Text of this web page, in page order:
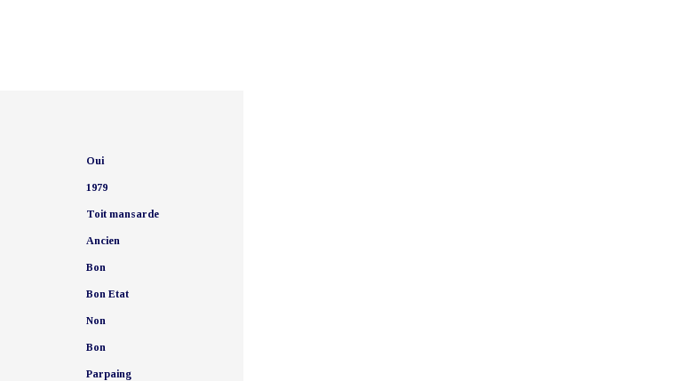
Oui
1979
Toit mansarde
Ancien
Bon
Bon Etat
Non
Bon
Parpaing